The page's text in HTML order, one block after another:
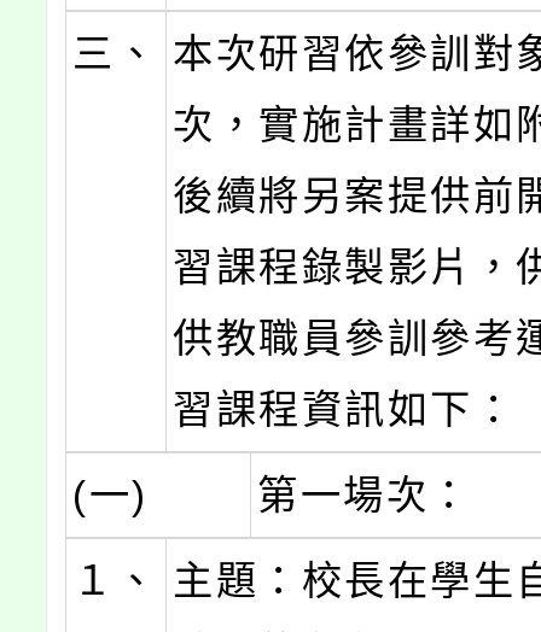
三、
本次研習依參訓對
次，實施計畫詳如
後續將另案提供前
習課程錄製影片，
供教職員參訓參考
習課程資訊如下：
(一)
第一場次：
１、
主題：校長在學生